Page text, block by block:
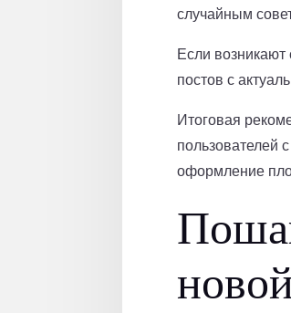
случайным
Если
постов с
Итоговая
пользователей
оформление